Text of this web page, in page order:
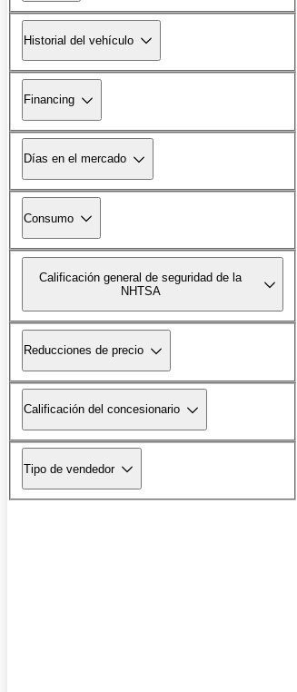
Historial del vehículo
Financing
Días en el mercado
Consumo
Calificación general de seguridad de la
NHTSA
Reducciones de precio
Calificación del concesionario
Tipo de vendedor